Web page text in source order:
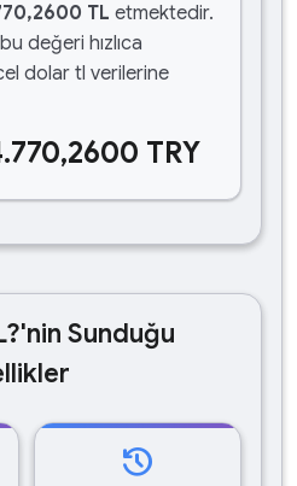
TL etmektedir.
değeri hızlıca
dolar tl verilerine
TRY
Sunduğu
history